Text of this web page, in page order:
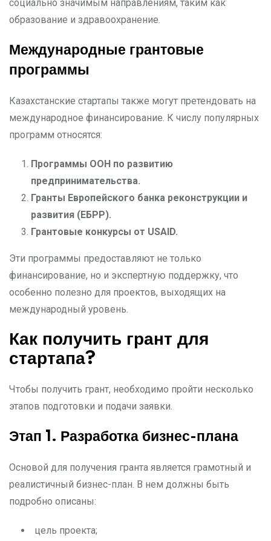
социально значимым направлениям, таким как
образование и здравоохранение.
Международные грантовые
программы
Казахстанские стартапы также могут претендовать на
международное финансирование. К числу популярных
программ относятся:
Программы ООН по развитию
предпринимательства.
Гранты Европейского банка реконструкции и
развития (ЕБРР).
Грантовые конкурсы от USAID.
Эти программы предоставляют не только
финансирование, но и экспертную поддержку, что
особенно полезно для проектов, выходящих на
международный уровень.
Как получить грант для
стартапа?
Чтобы получить грант, необходимо пройти несколько
этапов подготовки и подачи заявки.
Этап 1. Разработка бизнес-плана
Основой для получения гранта является грамотный и
реалистичный бизнес-план. В нем должны быть
подробно описаны:
цель проекта;